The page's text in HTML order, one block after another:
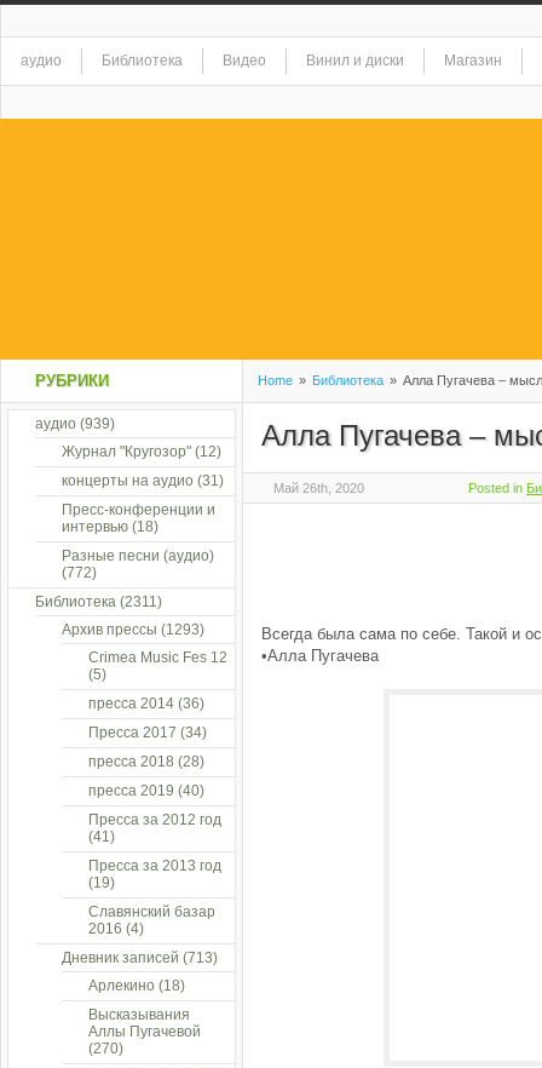
аудио Библиотека Видео Винил и диски Магазин
Home » Библиотека » Алла Пугачева –
Алла Пугачева –
Май 26th, 2020 Posted in
Всегда была сама по себе. Такой и
•Алла Пугачева
РУБРИКИ
аудио (939)
Журнал "Кругозор" (12)
концерты на аудио (31)
Пресс-конференции и
интервью (18)
Разные песни (аудио)
(772)
Библиотека (2311)
Архив прессы (1293)
Crimea Music Fes 12
(5)
пресса 2014 (36)
Пресса 2017 (34)
пресса 2018 (28)
пресса 2019 (40)
Пресса за 2012 год
(41)
Пресса за 2013 год
(19)
Славянский базар
2016 (4)
Дневник записей (713)
Арлекино (18)
Высказывания
Аллы Пугачевой
(270)